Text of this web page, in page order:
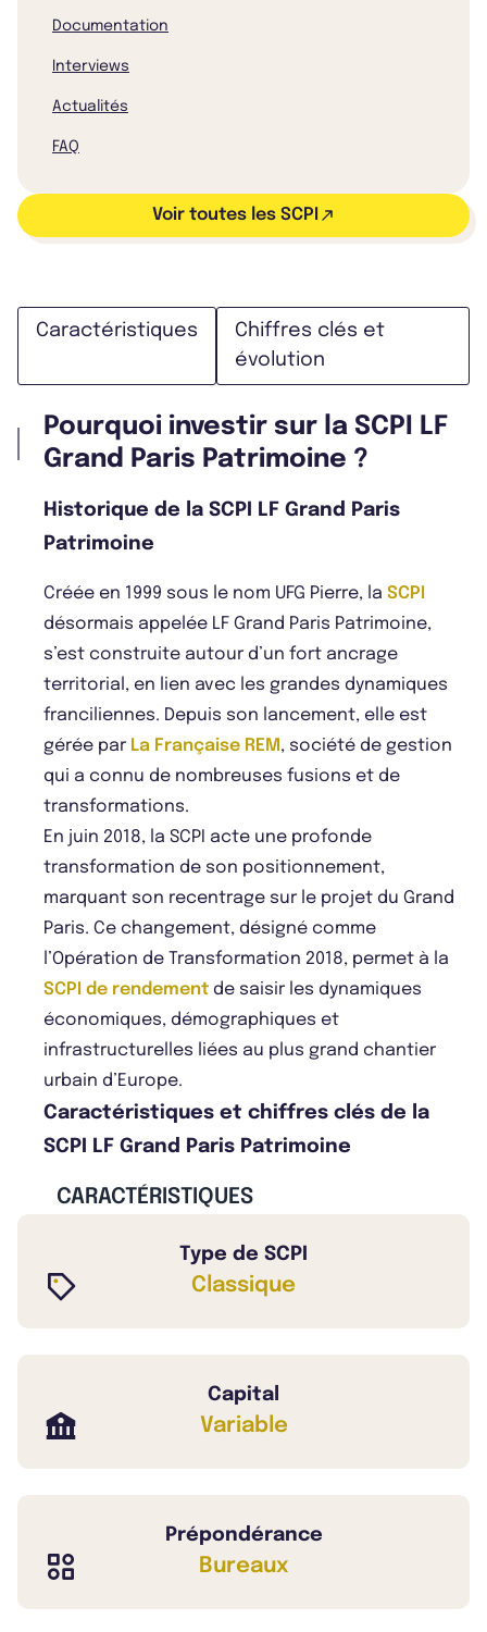
Documentation
Interviews
Actualités
FAQ
Voir toutes les SCPI
Caractéristiques
Chiffres clés et
évolution
Pourquoi investir sur la SCPI LF
Grand Paris Patrimoine ?
Historique de la SCPI LF Grand Paris
Patrimoine
Créée en 1999 sous le nom UFG Pierre, la SCPI
désormais appelée LF Grand Paris Patrimoine,
s’est construite autour d’un fort ancrage
territorial, en lien avec les grandes dynamiques
franciliennes. Depuis son lancement, elle est
gérée par La Française REM, société de gestion
qui a connu de nombreuses fusions et de
transformations.
En juin 2018, la SCPI acte une profonde
transformation de son positionnement,
marquant son recentrage sur le projet du Grand
Paris. Ce changement, désigné comme
l’Opération de Transformation 2018, permet à la
SCPI de rendement de saisir les dynamiques
économiques, démographiques et
infrastructurelles liées au plus grand chantier
urbain d’Europe.
Caractéristiques et chiffres clés de la
SCPI LF Grand Paris Patrimoine
CARACTÉRISTIQUES
Type de SCPI
Classique
Capital
Variable
Prépondérance
Bureaux